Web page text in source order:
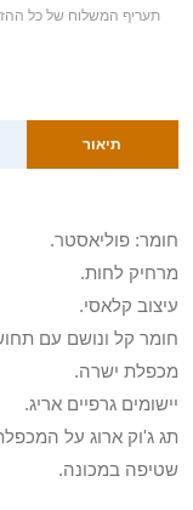
תעריף המשלוח של כל ההזמנות
תיאור
חומר: פוליאסטר.
מרחיק לחות.
עיצוב קלאסי.
חומר קל ונושם עם
מכפלת ישרה.
יישומים גרפיים אריג.
תג ג'וק ארוג על
שטיפה במכונה.